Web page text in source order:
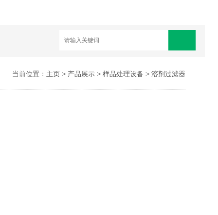
当前位置： 主页> 产品展示> 样品处理设备 > 溶剂过滤器